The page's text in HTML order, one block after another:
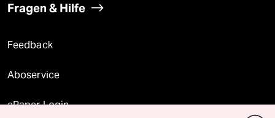
Fragen & Hilfe
Feedback
Aboservice
ePaper Login